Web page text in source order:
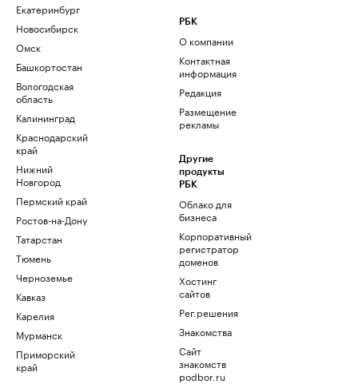
Екатеринбург
Новосибирск
Омск
Башкортостан
Вологодская
область
Калининград
Краснодарский
край
Нижний
Новгород
Пермский край
Ростов-на-Дону
Татарстан
Тюмень
Черноземье
Кавказ
Карелия
Мурманск
Приморский
край
РБК
О компании
Контактная
информация
Редакция
Размещение
рекламы
Другие
продукты
РБК
Облако для
бизнеса
Корпоративный
регистратор
доменов
Хостинг
сайтов
Рег.решения
Знакомства
Сайт
знакомств
podbor.ru